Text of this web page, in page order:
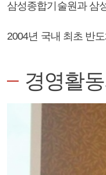
삼성종합기술원과 삼
2004년 국내 최초 반
경영활